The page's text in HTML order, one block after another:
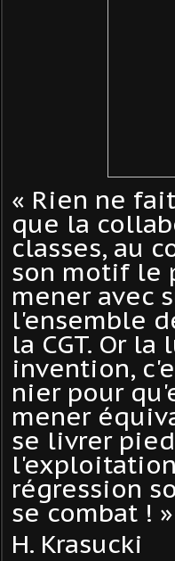
« Rien ne
que la
classes, au
son motif le
mener avec
l'ensemble
la CGT. Or
invention,
nier pour
mener
se livrer
l'exploitation
régression
se combat ! »
H. Krasucki